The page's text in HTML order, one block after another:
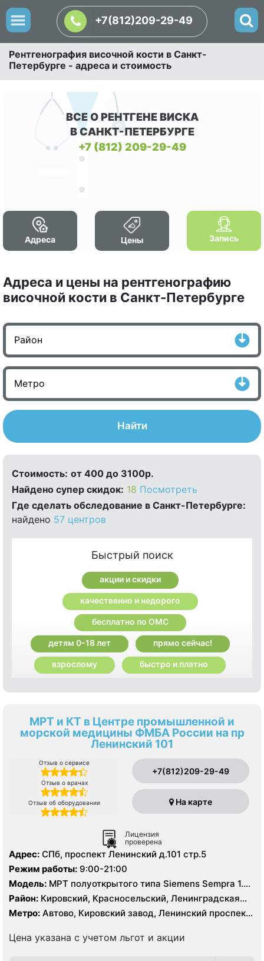
+7(812)209-29-49
Рентгенография височной кости в Санкт-
Петербурге - адреса и стоимость
ВСЕ О РЕНТГЕНЕ ВИСКА
В САНКТ-ПЕТЕРБУРГЕ
+7 (812) 209-29-49
Адреса Цены Запись
Адреса и цены на рентгенографию
височной кости в Санкт-Петербурге
Найти
Стоимость: от 400 до 3100р.
Найдено cупер скидок: 18 Посмотреть
Где сделать обследование в Санкт-Петербурге:
найдено 57 центров
Быстрый поиск
акции и скидки
качественно и недорого
бесплатно по ОМС
детям 0-18 лет прямо сейчас!
взрослому быстро и платно
МРТ и КТ в Центре промышленной и
морской медицины ФМБА России на пр
Ленинский 101
Отзыв о сервисе
Отзыв о врачах
Отзыв об оборудовании
+7(812)209-29-49
На карте
Лицензия
проверена
Адрес: СПб, проспект Ленинский д.101 стр.5
Режим работы: 9:00-21:00
Модель: МРТ полуоткрытого типа Siemens Sempra 1.5
Тесла, КТ GE revolution Maxima 128 срезов,
Район: Кировский, Красносельский, Ленинградская
область, Петродворцовый
Метро: Автово, Кировский завод, Ленинский проспект,
Цена указана с учетом льгот и акции